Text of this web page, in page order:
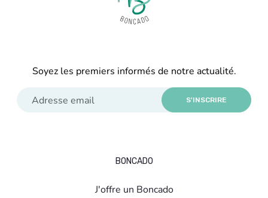
Soyez les premiers informés de notre actualité.
S'INSCRIRE
BONCADO
J'offre un Boncado